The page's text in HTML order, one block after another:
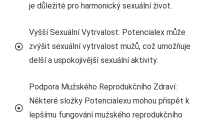
je důležité pro harmonický sexuální život.
Vyšší Sexuální Vytrvalost: Potencialex může
zvýšit sexuální vytrvalost mužů, což umožňuje
delší a uspokojivější sexuální aktivity.
Podpora Mužského Reprodukčního Zdraví:
Některé složky Potencialexu mohou přispět k
lepšímu fungování mužského reprodukčního